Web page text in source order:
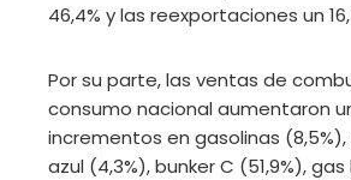
46,4% y las reexportaciones un
Por su parte, las ventas de
consumo nacional aumentaron un
incrementos en gasolinas
azul (4,3%), bunker C (51,9%),